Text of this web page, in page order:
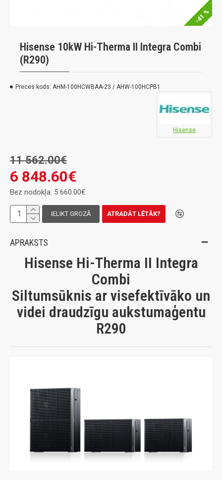
-41 %
Hisense 10kW Hi-Therma II Integra Combi
(R290)
Preces kods: AHM-100HCWBAA-23 / AHW-100HCPB1
Hisense
6 848.60€
11 562.00€
Bez nodokļa: 5 660.00€
IELIKT GROZĀ ATRADĀT LĒTĀK?
APRAKSTS
Hisense Hi-Therma II Integra
Combi
Siltumsūknis ar visefektīvāko un
videi draudzīgu aukstumaģentu
R290